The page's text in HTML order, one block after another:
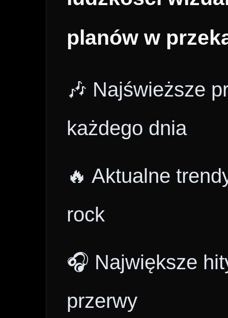
planów w
🎶 Najświeższe
każdego dnia
🔥 Aktualne
rock
🎧 Największe
przerwy